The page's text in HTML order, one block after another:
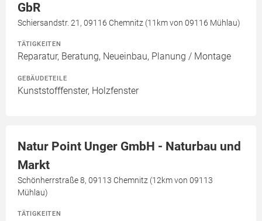
GbR
Schiersandstr. 21, 09116 Chemnitz (11km von 09116 Mühlau)
TÄTIGKEITEN
Reparatur, Beratung, Neueinbau, Planung / Montage
GEBÄUDETEILE
Kunststofffenster, Holzfenster
Natur Point Unger GmbH - Naturbau und
Markt
Schönherrstraße 8, 09113 Chemnitz (12km von 09113
Mühlau)
TÄTIGKEITEN